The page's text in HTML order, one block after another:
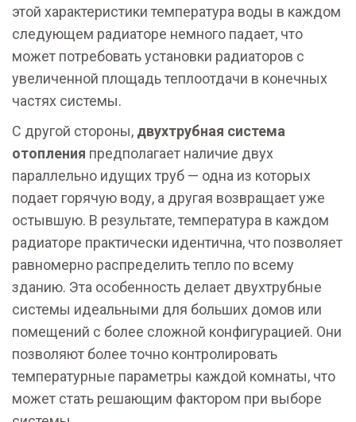
этой характеристики температура воды в каждом
следующем радиаторе немного падает, что
может потребовать установки радиаторов с
увеличенной площадь теплоотдачи в конечных
частях системы.
С другой стороны, двухтрубная система
отопления предполагает наличие двух
параллельно идущих труб — одна из которых
подает горячую воду, а другая возвращает уже
остывшую. В результате, температура в каждом
радиаторе практически идентична, что позволяет
равномерно распределить тепло по всему
зданию. Эта особенность делает двухтрубные
системы идеальными для больших домов или
помещений с более сложной конфигурацией. Они
позволяют более точно контролировать
температурные параметры каждой комнаты, что
может стать решающим фактором при выборе